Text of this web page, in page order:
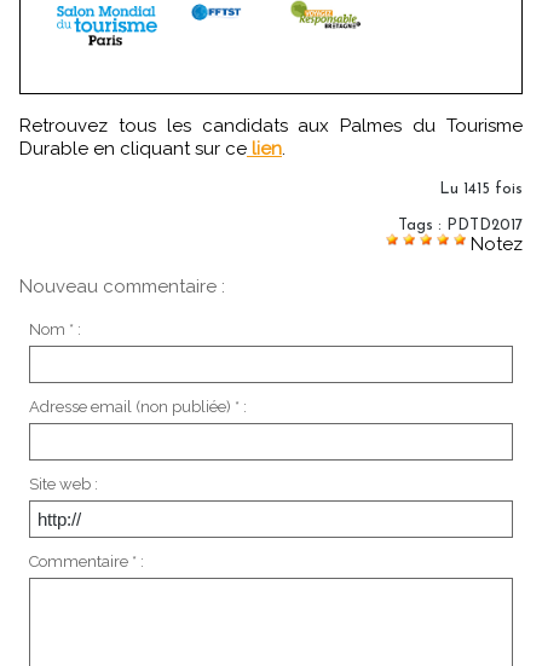
Retrouvez tous les candidats aux Palmes du Tourisme
Durable en cliquant sur ce lien.
Lu 1415 fois
Tags : PDTD2017
Notez
Nouveau commentaire :
Nom * :
Adresse email (non publiée) * :
Site web :
Commentaire * :